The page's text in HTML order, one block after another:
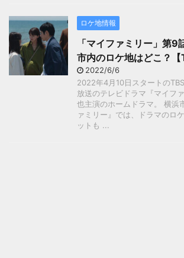
ロケ地情報
「マイファミリー」第9
市内のロケ地はどこ？【
2022/6/6
2022年4月10日スタートの
放送のテレビドラマ『マイフ
也主演のホームドラマ。 横浜
ァミリー』では、ドラマのロ
ットも ...